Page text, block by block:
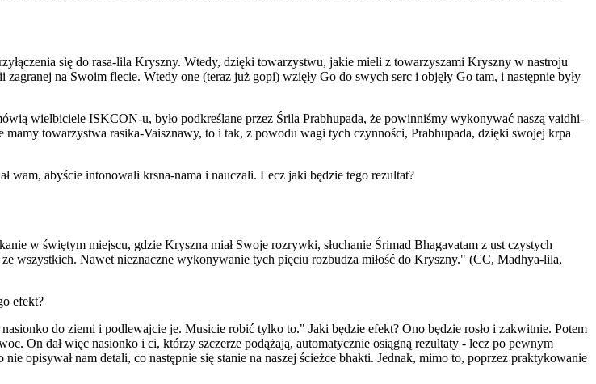
się do rasa-lila Kryszny. Wtedy, dzięki towarzystwu, jakie mieli z towarzyszami Kryszny w nastroju
na Swoim flecie. Wtedy one (teraz już gopi) wzięły Go do swych serc i objęły Go tam, i następnie były
wielbiciele ISKCON-u, było podkreślane przez Śrila Prabhupada, że powinniśmy wykonywać naszą vaidhi-
towarzystwa rasika-Vaisznawy, to i tak, z powodu wagi tych czynności, Prabhupada, dzięki swojej krpa
wam, abyście intonowali krsna-nama i nauczali. Lecz jaki będzie tego rezultat?
w świętym miejscu, gdzie Kryszna miał Swoje rozrywki, słuchanie Śrimad Bhagavatam z ust czystych
wszystkich. Nawet nieznaczne wykonywanie tych pięciu rozbudza miłość do Kryszny." (CC, Madhya-lila,
efekt?
do ziemi i podlewajcie je. Musicie robić tylko to." Jaki będzie efekt? Ono będzie rosło i zakwitnie. Potem
On dał więc nasionko i ci, którzy szczerze podążają, automatycznie osiągną rezultaty - lecz po pewnym
opisywał nam detali, co następnie się stanie na naszej ścieżce bhakti. Jednak, mimo to, poprzez praktykowanie